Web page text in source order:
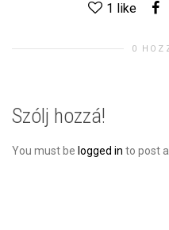
1 like
0
Szólj hozzá!
You must be logged in to post